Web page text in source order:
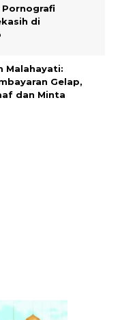
Pornografi
di
Malahayati:
Gelap,
dan Minta